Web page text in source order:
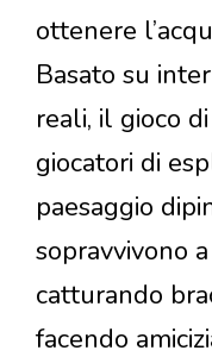
ottenere
Basato su
reali, il gioco
giocatori di
paesaggio
sopravvivono
catturando
facendo